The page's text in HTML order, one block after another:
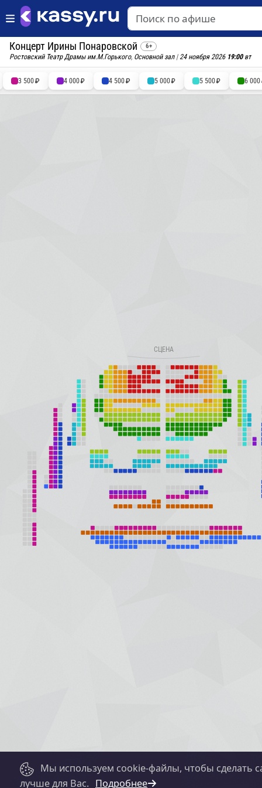
Концерт Ирины Понаровской 6+
Ростовский Театр Драмы им.М.Горького, Основной зал|24 ноября 2026 19:00вт
3 500 4 000 4 500 5 000 5 500 6 000
Мы используем cookie-файлы, чтобы сделать
лучше для Вас. Подробнее